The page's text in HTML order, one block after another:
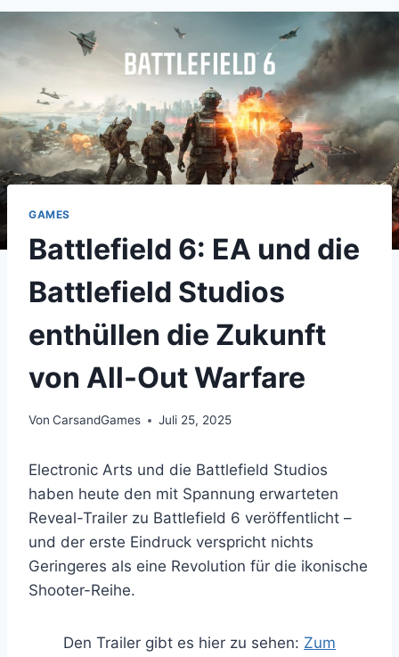
GAMES
Battlefield 6: EA und die
Battlefield Studios
enthüllen die Zukunft
von All-Out Warfare
Von CarsandGames Juli 25, 2025
Electronic Arts und die Battlefield Studios
haben heute den mit Spannung erwarteten
Reveal-Trailer zu Battlefield 6 veröffentlicht –
und der erste Eindruck verspricht nichts
Geringeres als eine Revolution für die ikonische
Shooter-Reihe.
Den Trailer gibt es hier zu sehen: Zum